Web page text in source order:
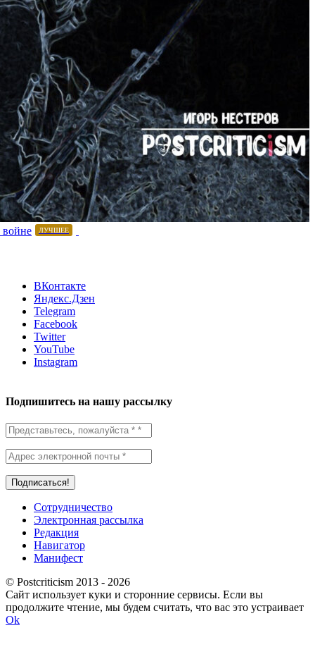
ЛУЧШЕЕ
ВКонтакте
Яндекс.Дзен
Telegram
Facebook
Twitter
YouTube
Instagram
Подпишитесь на нашу рассылку
Сотрудничество
Электронная рассылка
Редакция
Навигатор
Манифест
© Postcriticism 2013 - 2026
Сайт использует куки и сторонние сервисы. Если вы
продолжите чтение, мы будем считать, что вас это устраивает
Ok